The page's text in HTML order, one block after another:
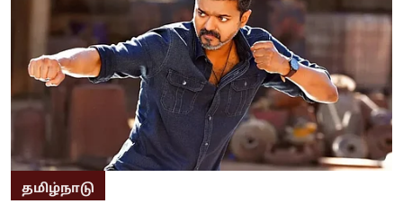
தமிழ்நாடு